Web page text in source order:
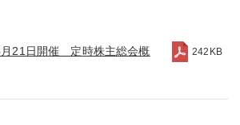
21日開催 定時株主総会概
242KB